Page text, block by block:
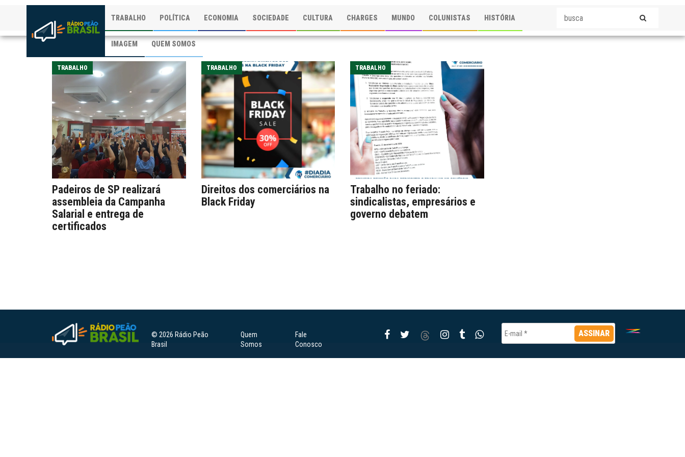
TRABALHO POLÍTICA ECONOMIA SOCIEDADE CULTURA CHARGES MUNDO COLUNISTAS HISTÓRIA
IMAGEM QUEM SOMOS
TRABALHO
Padeiros de SP realizará
assembleia da Campanha
Salarial e entrega de
certificados
TRABALHO
Direitos dos comerciários na
Black Friday
TRABALHO
Trabalho no feriado:
sindicalistas, empresários e
governo debatem
© 2026 Rádio Peão
Brasil
Quem
Somos
Fale
Conosco